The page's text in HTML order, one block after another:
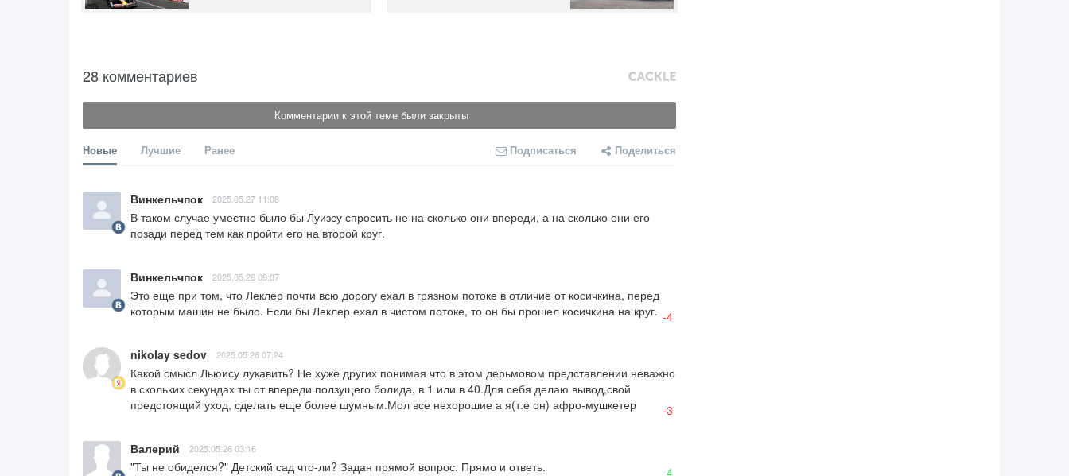
28 комментариев
Комментарии к этой теме были закрыты
Новые Лучшие Ранее Подписаться Поделиться
Винкельчпок 2025.05.27 11:08
В таком случае уместно было бы Луизсу спросить не на сколько они впереди, а на сколько они его
позади перед тем как пройти его на второй круг.
Винкельчпок 2025.05.26 08:07
Это еще при том, что Леклер почти всю дорогу ехал в грязном потоке в отличие от косичкина, перед
которым машин не было. Если бы Леклер ехал в чистом потоке, то он бы прошел косичкина на круг. -4
nikolay sedov 2025.05.26 07:24
Какой смысл Льюису лукавить? Не хуже других понимая что в этом дерьмовом представлении неважно
в скольких секундах ты от впереди ползущего болида, в 1 или в 40.Для себя делаю вывод,свой
предстоящий уход, сделать еще более шумным.Мол все нехорошие а я(т.е он) афро-мушкетер
-3
Валерий 2025.05.26 03:16
"Ты не обиделся?" Детский сад что-ли? Задан прямой вопрос. Прямо и ответь. 4